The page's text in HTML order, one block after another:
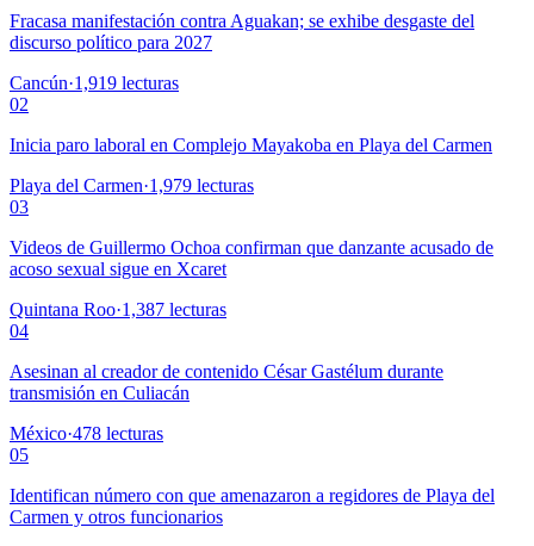
Fracasa manifestación contra Aguakan; se exhibe desgaste del
discurso político para 2027
Cancún·1,919 lecturas
02
Inicia paro laboral en Complejo Mayakoba en Playa del Carmen
Playa del Carmen·1,979 lecturas
03
Videos de Guillermo Ochoa confirman que danzante acusado de
acoso sexual sigue en Xcaret
Quintana Roo·1,387 lecturas
04
Asesinan al creador de contenido César Gastélum durante
transmisión en Culiacán
México·478 lecturas
05
Identifican número con que amenazaron a regidores de Playa del
Carmen y otros funcionarios